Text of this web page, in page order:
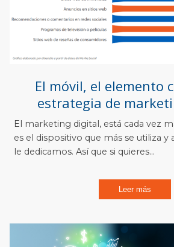
El móvil, el elemento
estrategia de
El marketing digital, está cada vez
es el dispositivo que más se utiliza
le dedicamos. Así que si quieres...
Leer más